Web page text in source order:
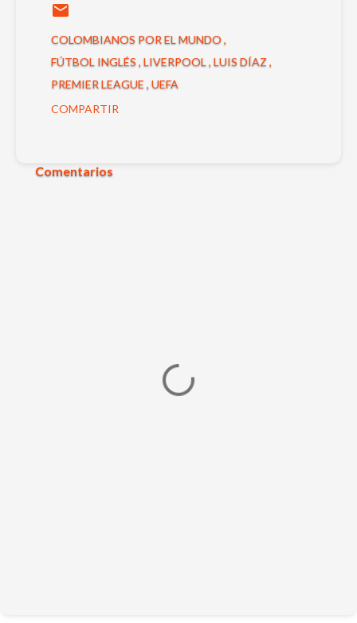
COLOMBIANOS POR EL MUNDO
FÚTBOL INGLÉS LIVERPOOL LUIS DÍAZ
PREMIER LEAGUE UEFA
COMPARTIR
Comentarios